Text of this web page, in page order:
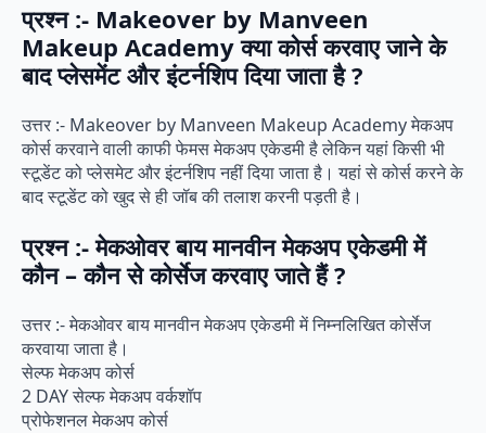
प्रश्न :- Makeover by Manveen
Makeup Academy क्या कोर्स करवाए जाने के
बाद प्लेसमेंट और इंटर्नशिप दिया जाता है ?
उत्तर :- Makeover by Manveen Makeup Academy मेकअप
कोर्स करवाने वाली काफी फेमस मेकअप एकेडमी है लेकिन यहां किसी भी
स्टूडेंट को प्लेसमेट और इंटर्नशिप नहीं दिया जाता है। यहां से कोर्स करने के
बाद स्टूडेंट को खुद से ही जॉब की तलाश करनी पड़ती है।
प्रश्न :- मेकओवर बाय मानवीन मेकअप एकेडमी में
कौन – कौन से कोर्सेज करवाए जाते हैं ?
उत्तर :- मेकओवर बाय मानवीन मेकअप एकेडमी में निम्नलिखित कोर्सेज
करवाया जाता है।
सेल्फ मेकअप कोर्स
2 DAY सेल्फ मेकअप वर्कशॉप
प्रोफेशनल मेकअप कोर्स